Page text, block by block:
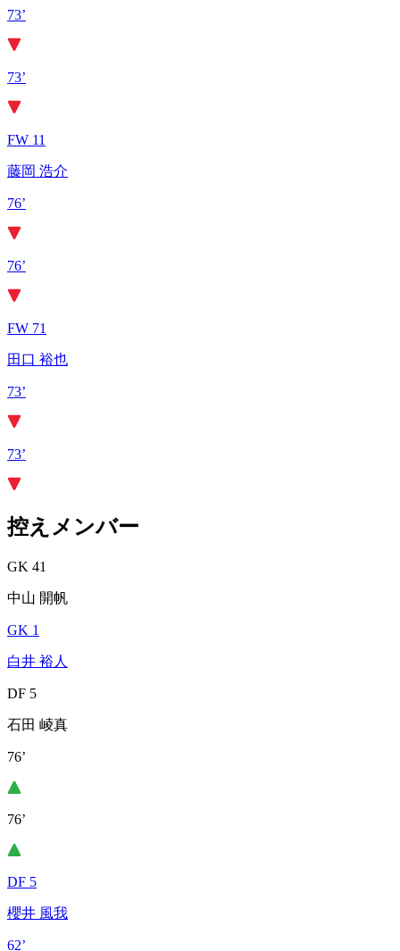
73’
73’
FW 11
藤岡 浩介
76’
76’
FW 71
田口 裕也
73’
73’
控えメンバー
GK 41
中山 開帆
GK 1
白井 裕人
DF 5
石田 崚真
76’
76’
DF 5
櫻井 風我
62’